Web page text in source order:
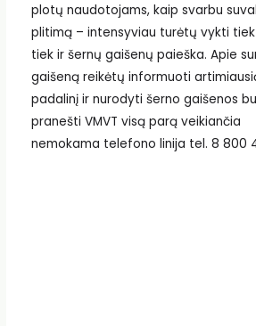
plotų naudotojams, kaip svarbu
plitimą – intensyviau turėtų vykti tiek
tiek ir šernų gaišenų paieška. Apie
gaišeną reikėtų informuoti
padalinį ir nurodyti šerno gaišenos
pranešti VMVT visą parą veikiančia
nemokama telefono linija tel. 8 800